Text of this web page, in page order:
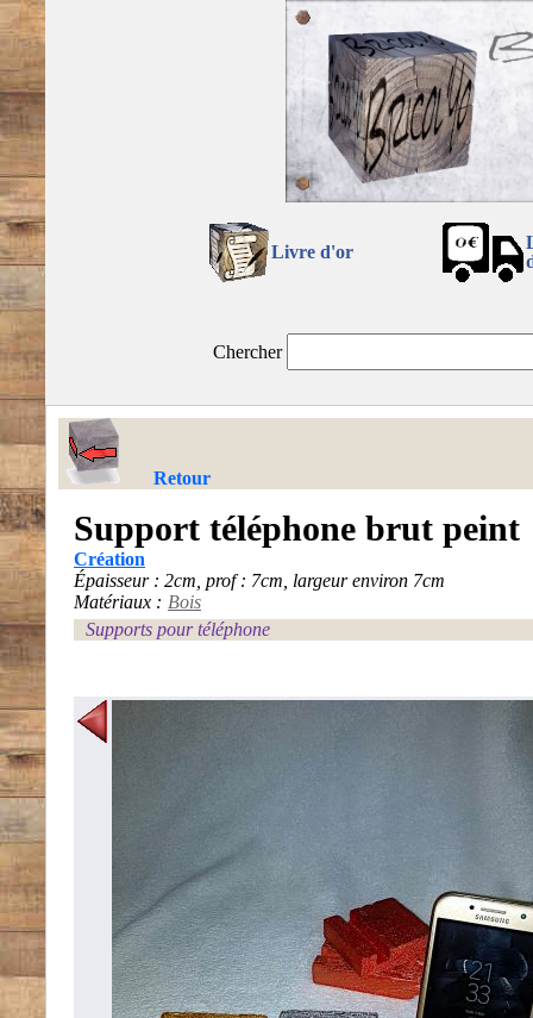
Livre d'or
Chercher
Retour
Support téléphone brut peint
Création
Épaisseur : 2cm, prof : 7cm, largeur environ 7cm
Matériaux : Bois
Supports pour téléphone